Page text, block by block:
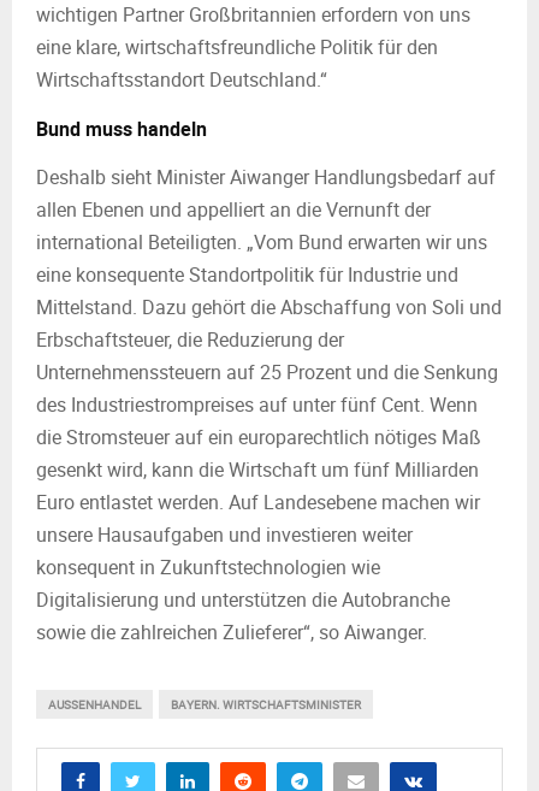
wichtigen Partner Großbritannien erfordern von uns
eine klare, wirtschaftsfreundliche Politik für den
Wirtschaftsstandort Deutschland.“
Bund muss handeln
Deshalb sieht Minister Aiwanger Handlungsbedarf auf
allen Ebenen und appelliert an die Vernunft der
international Beteiligten. „Vom Bund erwarten wir uns
eine konsequente Standortpolitik für Industrie und
Mittelstand. Dazu gehört die Abschaffung von Soli und
Erbschaftsteuer, die Reduzierung der
Unternehmenssteuern auf 25 Prozent und die Senkung
des Industriestrompreises auf unter fünf Cent. Wenn
die Stromsteuer auf ein europarechtlich nötiges Maß
gesenkt wird, kann die Wirtschaft um fünf Milliarden
Euro entlastet werden. Auf Landesebene machen wir
unsere Hausaufgaben und investieren weiter
konsequent in Zukunftstechnologien wie
Digitalisierung und unterstützen die Autobranche
sowie die zahlreichen Zulieferer“, so Aiwanger.
AUSSENHANDEL BAYERN. WIRTSCHAFTSMINISTER